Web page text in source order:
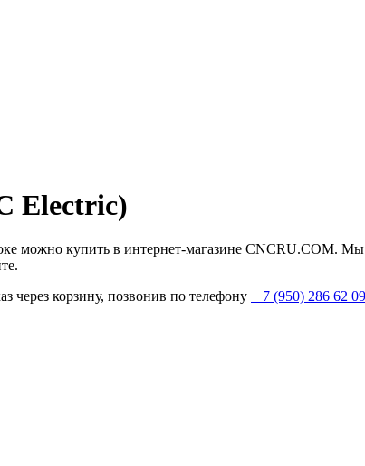
Electric)
можно купить в интернет-магазине CNCRU.COM.
через корзину, позвонив по телефону + 7 (950) 286 62 09